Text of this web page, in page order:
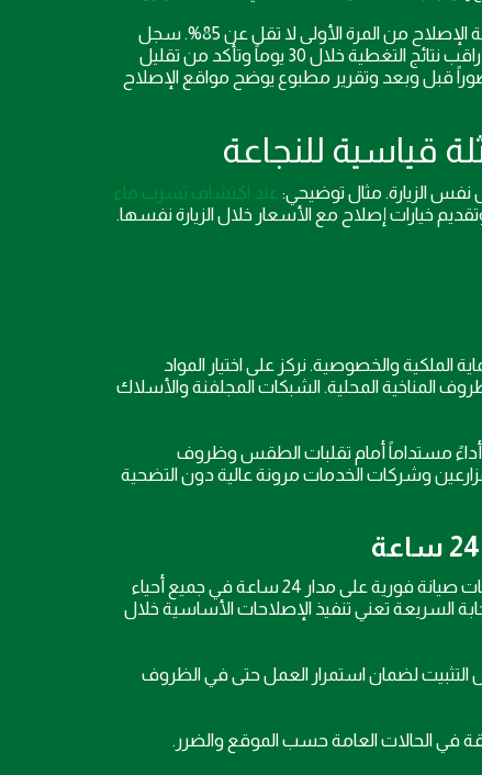
تطبيق تدابير وقاية مُحكمة مع توثيق كامل للمعاينة، وتحديد نسبة الإصلاح من المرة الأولى لا تقل عن 85%. سجل
جميع المعطيات في سجل الصيانة مع ذكر تاريخ التنفيذ، اسم الفني، ومدة العمل. راقب نتائج التغطية خلال 30 يوماً وتأكد من تقليل
صوراً قبل وبعد وتقرير مطبوع يوضح مواقع الإصلاح
عند اكتشاف تسرب ماء
والخصوصية. نركز على اختيار المواد
المناخية المحلية. الشبكات المجلفنة والأسلاك
أداءً مستداماً أمام تقلبات الطقس وظروف
وشركات الخدمات مرونة عالية دون التضحية
عند حدوث خلل في الشبوك أو الحمايات، سرعة الاستجابة تُحدث فارقاً. نقدم خدمات صيانة فورية على مدار 24 ساعة في جميع أحياء
السريعة تعني تنفيذ الإصلاحات الأساسية خلال
التثبيت لضمان استمرار العمل حتى في الظروف